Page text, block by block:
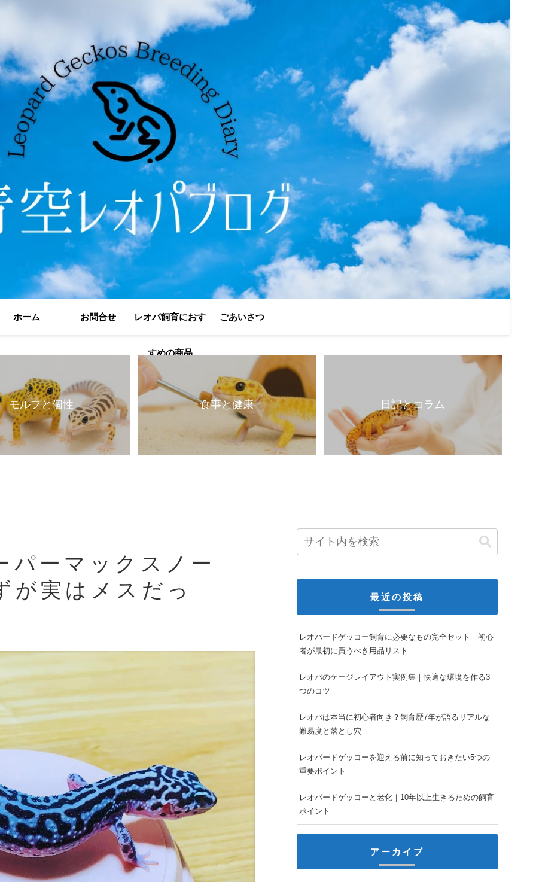
ホーム お問合せ レオパ飼育におす
すめの商品
ごあいさつ
モルフと個性 食事と健康 日記とコラム
ーマックスノー
が実はメスだっ
最近の投稿
レオパードゲッコー飼育に必要なもの完全セット｜初心
者が最初に買うべき用品リスト
レオパのケージレイアウト実例集｜快適な環境を作る3
つのコツ
レオパは本当に初心者向き？飼育歴7年が語るリアルな
難易度と落とし穴
レオパードゲッコーを迎える前に知っておきたい5つの
重要ポイント
レオパードゲッコーと老化｜10年以上生きるための飼育
ポイント
アーカイブ